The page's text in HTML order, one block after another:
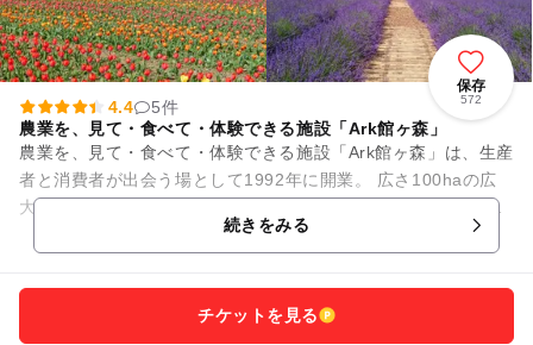
保存
572
4.4
5件
農業を、見て・食べて・体験できる施設「Ark館ヶ森」
農業を、見て・食べて・体験できる施設「Ark館ヶ森」は、生産
者と消費者が出会う場として1992年に開業。 広さ100haの広
大な土地に有機栽培の野菜圃場や、ヒツジやポニー等の動物た
続きをみる
チケットを見る